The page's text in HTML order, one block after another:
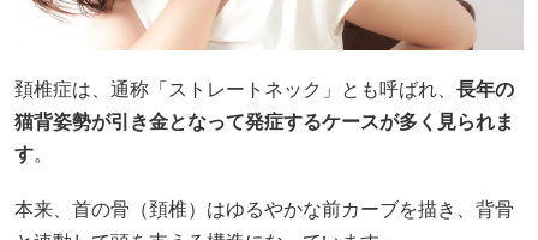
頚椎症は、通称「ストレートネック」とも呼ばれ、 長年の
猫背姿勢が引き金となって発症するケースが多く見られま
す。
本来、首の骨（頚椎）はゆるやかな前カーブを描き、背骨